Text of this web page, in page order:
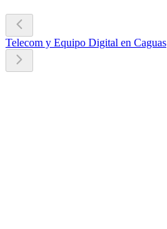
Telecom y Equipo Digital en Caguas